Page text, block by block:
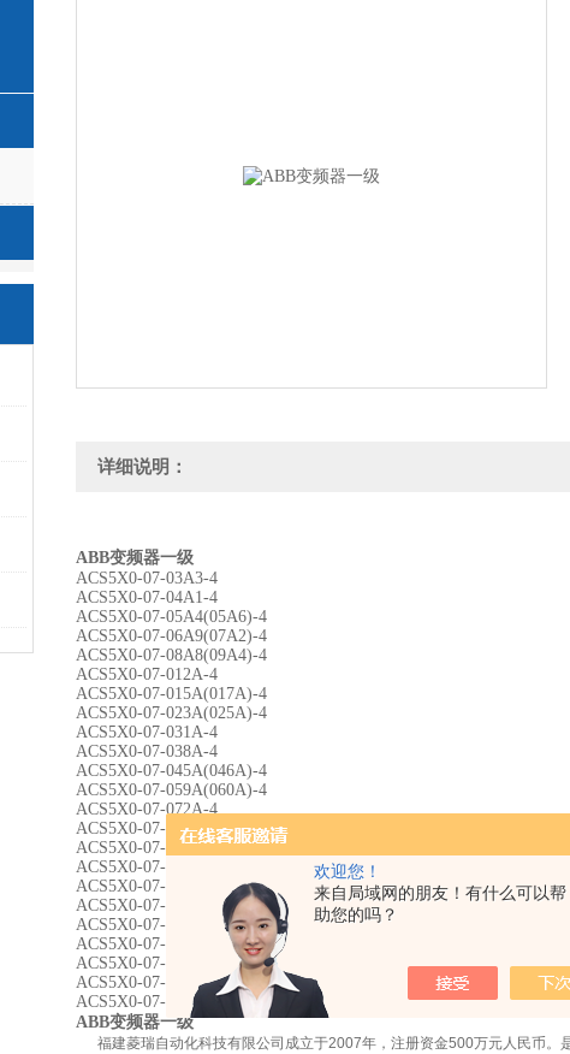
欢迎您！
来自局域网的朋友！有什么可以帮
助您的吗？
详细说明：
ABB变频器一级
ACS5X0-07-03A3-4
ACS5X0-07-04A1-4
ACS5X0-07-05A4(05A6)-4
ACS5X0-07-06A9(07A2)-4
ACS5X0-07-08A8(09A4)-4
ACS5X0-07-012A-4
ACS5X0-07-015A(017A)-4
ACS5X0-07-023A(025A)-4
ACS5X0-07-031A-4
ACS5X0-07-038A-4
ACS5X0-07-045A(046A)-4
ACS5X0-07-059A(060A)-4
ACS5X0-07-072A-4
ACS5X0-07-087A(088A)-4
ACS5X0-07-125A-4
ACS5X0-07-157A-4
ACS5X0-07-180A-4
ACS5X0-07-195A-4
ACS5X0-07-246A-4
ACS5X0-07-290A-4
ACS5X0-07-R1/R1-4
ACS5X0-07-R1/R2-4
ACS5X0-07-R2/R2-4
ABB变频器一级
福建菱瑞自动化科技有限公司成立于2007年，注册资金500万元人民币。